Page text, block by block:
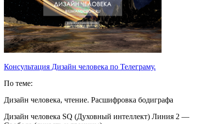
Консультация Дизайн человека по Телеграму.
По теме:
Дизайн человека, чтение. Расшифровка бодиграфа
Дизайн человека SQ (Духовный интеллект) Линия 2 —